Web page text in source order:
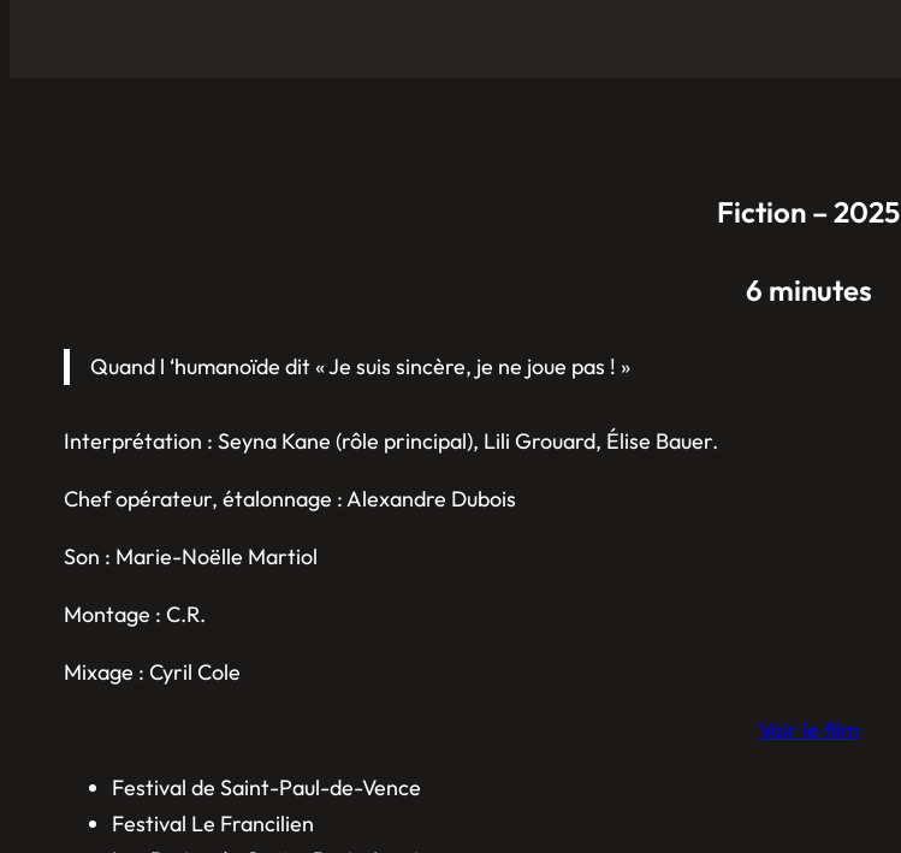
Fiction – 2025
6 minutes
Quand l ‘humanoïde dit« Je suis sincère, je ne joue pas ! »
Interprétation : Seyna Kane (rôle principal), Lili Grouard, Élise Bauer.
Chef opérateur, étalonnage : Alexandre Dubois
Son : Marie-Noëlle Martiol
Montage : C.R.
Mixage : Cyril Cole
Voir le film
Festival de Saint-Paul-de-Vence
Festival Le Francilien